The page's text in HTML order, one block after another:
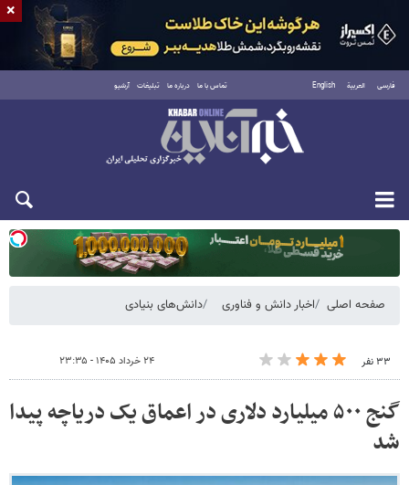
فارسی العربية English تماس با ما درباره ما تبلیغات آرشیو
یکشنبه ۱۸ مرداد ۱۴۰۵
صفحه اصلی اخبار دانش و فناوری دانش‌های بنیادی
۳۳ نفر ۲۴ خرداد ۱۴۰۵ - ۲۳:۳۵
گنج ۵۰۰ میلیارد دلاری در اعماق یک دریاچه پیدا
شد
×